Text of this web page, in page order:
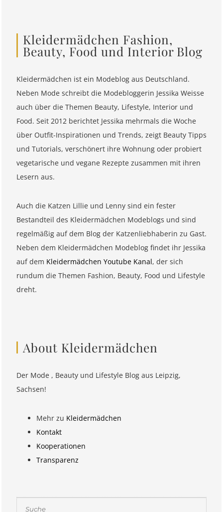
Kleidermädchen Fashion,
Beauty, Food und Interior Blog
Kleidermädchen ist ein Modeblog aus Deutschland.
Neben Mode schreibt die Modebloggerin Jessika Weisse
auch über die Themen Beauty, Lifestyle, Interior und
Food. Seit 2012 berichtet Jessika mehrmals die Woche
über Outfit-Inspirationen und Trends, zeigt Beauty Tipps
und Tutorials, verschönert ihre Wohnung oder probiert
vegetarische und vegane Rezepte zusammen mit ihren
Lesern aus.
Auch die Katzen Lillie und Lenny sind ein fester
Bestandteil des Kleidermädchen Modeblogs und sind
regelmäßig auf dem Blog der Katzenliebhaberin zu Gast.
Neben dem Kleidermädchen Modeblog findet ihr Jessika
auf dem Kleidermädchen Youtube Kanal, der sich
rundum die Themen Fashion, Beauty, Food und Lifestyle
dreht.
About Kleidermädchen
Der Mode , Beauty und Lifestyle Blog aus Leipzig,
Sachsen!
Mehr zu Kleidermädchen
Kontakt
Kooperationen
Transparenz